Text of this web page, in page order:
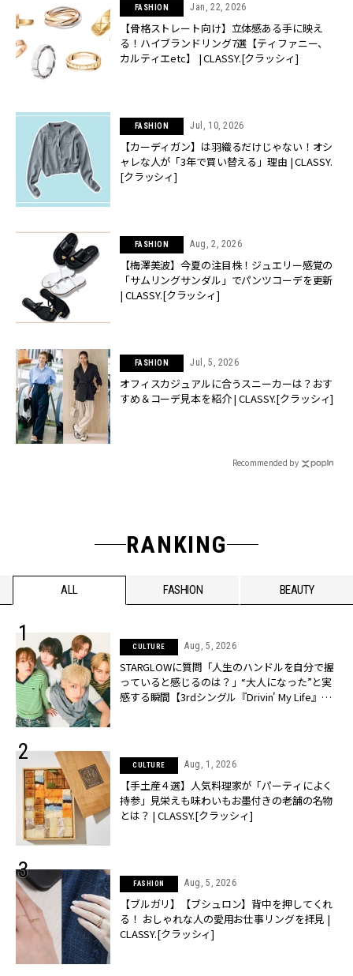
FASHION Jan, 22, 2026
【骨格ストレート向け】立体感ある手に映え
る！ハイブランドリング7選【ティファニー、
カルティエetc】 | CLASSY.[クラッシィ]
FASHION Jul, 10, 2026
【カーディガン】は羽織るだけじゃない！オシ
ャレな人が「3年で買い替える」理由 | CLASSY.
[クラッシィ]
FASHION Aug, 2, 2026
【梅澤美波】今夏の注目株！ジュエリー感覚の
「サムリングサンダル」でパンツコーデを更新
| CLASSY.[クラッシィ]
FASHION Jul, 5, 2026
オフィスカジュアルに合うスニーカーは？おす
すめ＆コーデ見本を紹介 | CLASSY.[クラッシィ]
Recommended by
RANKING
ALL FASHION BEAUTY
CULTURE Aug, 5, 2026
STARGLOWに質問「人生のハンドルを自分で握
っていると感じるのは？」“大️人になった”と実
感する瞬間【3rdシングル『Drivin' My Life』発
CULTURE Aug, 1, 2026
【手土産４選】人気料理家が「パーティによく
持参」見栄えも味わいもお墨付きの老舗の名物
とは？ | CLASSY.[クラッシィ]
FASHION Aug, 5, 2026
【ブルガリ】【ブシュロン】背中を押してくれ
る！ おしゃれな人の愛用お仕事リングを拝見 |
CLASSY.[クラッシィ]